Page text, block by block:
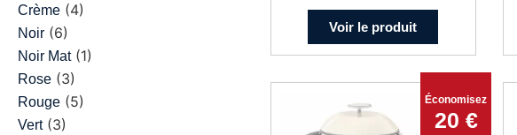
Crème (4)
Noir (6)
Noir Mat (1)
Rose (3)
Rouge (5)
Vert (3)
Voir le produit
Économisez
20 €